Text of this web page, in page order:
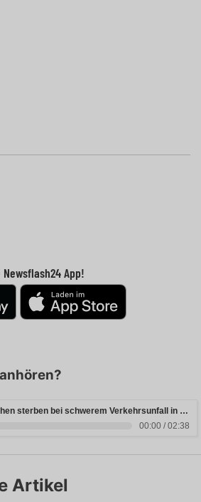
App!
Drei junge Menschen sterben bei schwerem Verkehrsunfall in Rheinland-Pfalz
00:00 / 02:38
Artikel